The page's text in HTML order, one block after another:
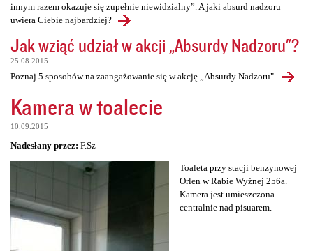
innym razem okazuje się zupełnie niewidzialny”. A jaki absurd nadzoru
uwiera Ciebie najbardziej?
Jak wziąć udział w akcji „Absurdy Nadzoru"?
25.08.2015
Poznaj 5 sposobów na zaangażowanie się w akcję „Absurdy Nadzoru".
Kamera w toalecie
10.09.2015
Nadesłany przez: F.Sz
Toaleta przy stacji benzynowej
Orlen w Rabie Wyżnej 256a.
Kamera jest umieszczona
centralnie nad pisuarem.